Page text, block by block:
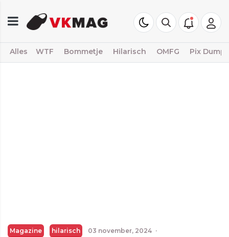
Alles WTF Bommetje Hilarisch OMFG Pix Dump
Magazine hilarisch 03 november, 2024 ·